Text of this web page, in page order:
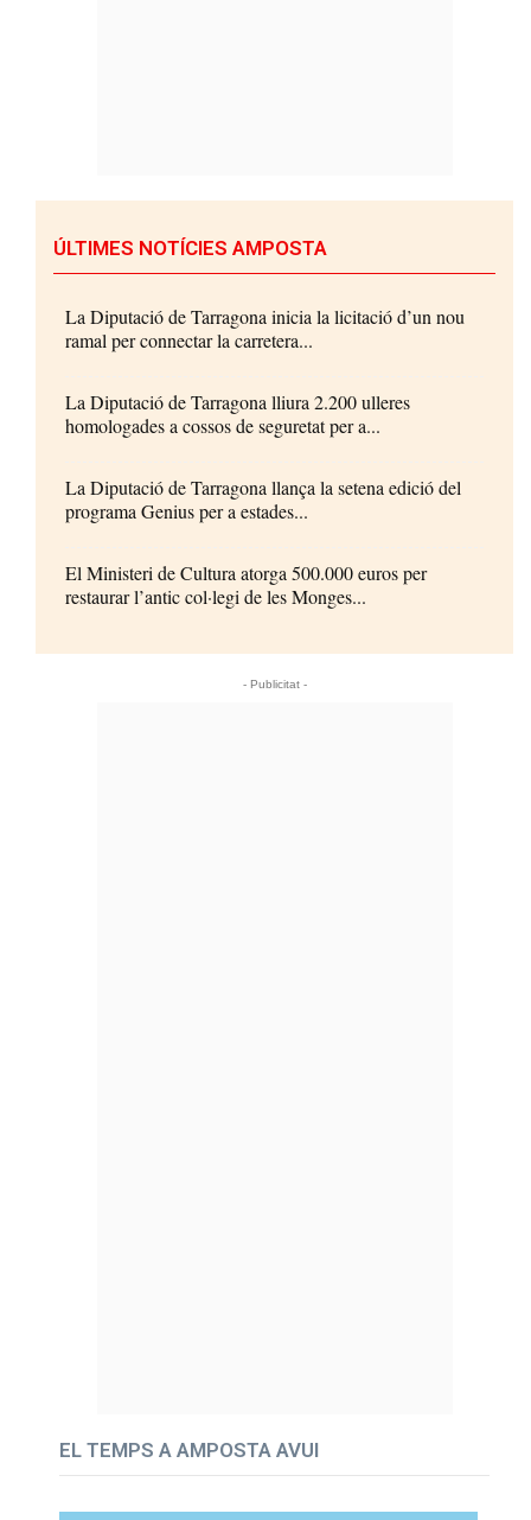
ÚLTIMES NOTÍCIES AMPOSTA
La Diputació de Tarragona inicia la licitació d’un nou
ramal per connectar la carretera...
La Diputació de Tarragona lliura 2.200 ulleres
homologades a cossos de seguretat per a...
La Diputació de Tarragona llança la setena edició del
programa Genius per a estades...
El Ministeri de Cultura atorga 500.000 euros per
restaurar l’antic col·legi de les Monges...
- Publicitat -
EL TEMPS A AMPOSTA AVUI